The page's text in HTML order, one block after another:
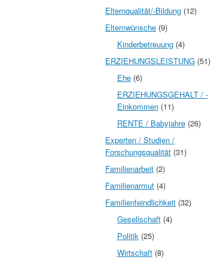
Elternqualität/-Bildung (12)
Elternwünsche (9)
Kinderbetreuung(4)
ERZIEHUNGSLEISTUNG (51)
Ehe(6)
ERZIEHUNGSGEHALT / -
Einkommen(11)
RENTE / Babyjahre(26)
Experten / Studien /
Forschungsqualität (31)
Familienarbeit (2)
Familienarmut (4)
Familienfeindlichkeit (32)
Gesellschaft(4)
Politik(25)
Wirtschaft(8)